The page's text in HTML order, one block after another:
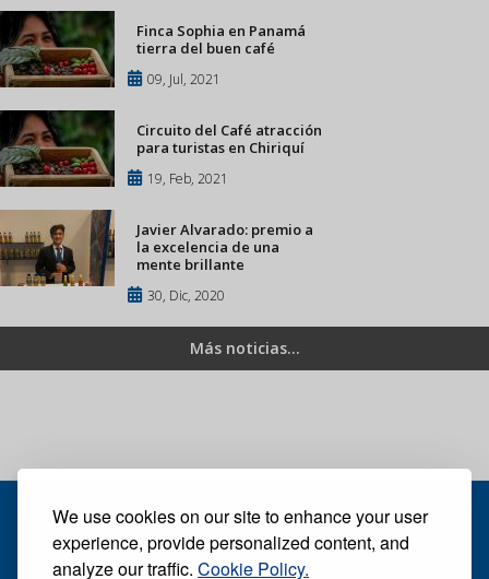
We use cookies on our site to enhance your user
experience, provide personalized content, and
analyze our traffic. Cookie Policy.
Finca Sophia en Panamá
tierra del buen café
09, Jul, 2021
Circuito del Café atracción
para turistas en Chiriquí
19, Feb, 2021
Javier Alvarado: premio a
la excelencia de una
mente brillante
30, Dic, 2020
Más noticias...